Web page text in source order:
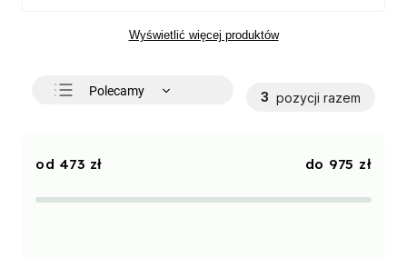
Wyświetlić więcej produktów
Polecamy
Alfabetycznie
3 pozycji razem
473 zł 975 zł